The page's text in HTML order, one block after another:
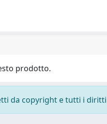
prodotto.
da copyright e tutti i